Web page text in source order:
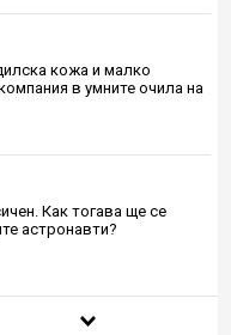
кожа и малко
в умните очила на
Как тогава ще се
астронавти?